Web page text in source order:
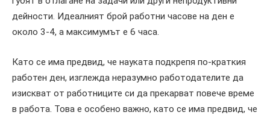
дейности. Идеалният брой работни часове на ден е
около 3-4, а максимумът е 6 часа.
Като се има предвид, че науката подкрепя по-краткия
работен ден, изглежда неразумно работодателите да
изискват от работниците си да прекарват повече време
в работа. Това е особено важно, като се има предвид, че